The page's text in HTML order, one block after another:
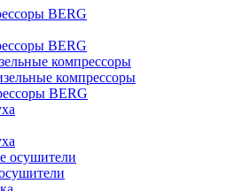
BERG
BERG
компрессоры
компрессоры
BERG
осушители